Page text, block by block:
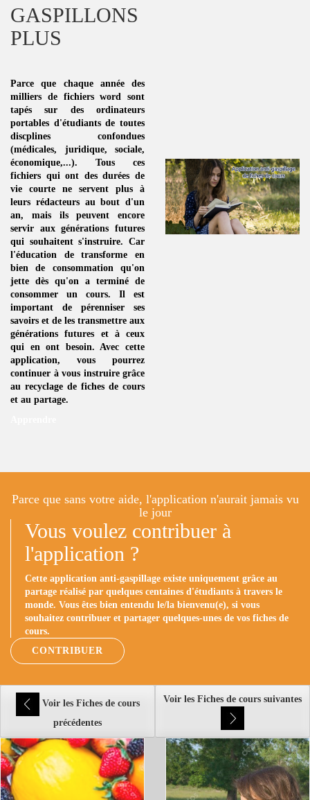
GASPILLONS
PLUS
Parce que chaque année des
milliers de fichiers word sont
tapés sur des ordinateurs
portables d'étudiants de toutes
discplines confondues
(médicales, juridique, sociale,
économique,...). Tous ces
fichiers qui ont des durées de
vie courte ne servent plus à
leurs rédacteurs au bout d'un
an, mais ils peuvent encore
servir aux générations futures
qui souhaitent s'instruire. Car
l'éducation de transforme en
bien de consommationqu'on
jette dès qu'on a terminé de
consommer un cours. Il est
important de pérenniser ses
savoirs et de les transmettre aux
générations futures et à ceux
qui en ont besoin. Avec cette
application, vous pourrez
continuer à vous instruire grâce
au recyclage de fiches de cours
et au partage.
Parce que sans votre aide, l'application n'aurait jamais vu
le jour
Vous voulez contribuer à
l'application ?
Cette application anti-gaspillage existe uniquement grâce au
partage réalisé par quelques centaines d'étudiants à travers le
monde. Vous êtes bien entendu le/la bienvenu(e), si vous
souhaitez contribuer et partager quelques-unes de vos fiches de
cours.
CONTRIBUER
Voir les Fiches de cours suivantes
précédentes